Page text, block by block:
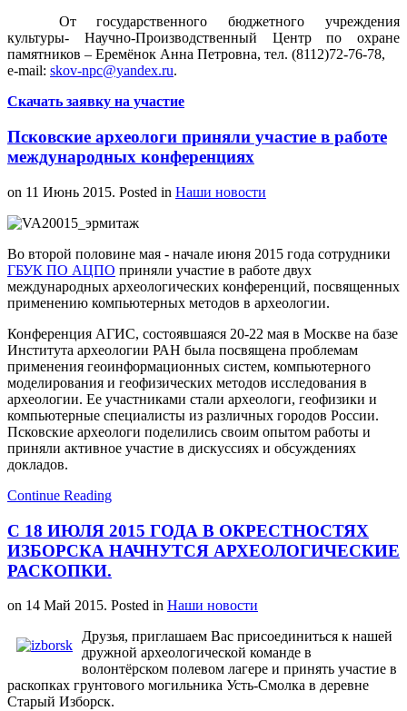
От государственного бюджетного учреждения
культуры- Научно-Производственный Центр по охране
памятников – Еремёнок Анна Петровна, тел. (8112)72-76-78,
e-mail: skov-npc@yandex.ru.
Скачать заявку на участие
Псковские археологи приняли участие в работе
международных конференциях
on 11 Июнь 2015. Posted in Наши новости
Во второй половине мая - начале июня 2015 года сотрудники
ГБУК ПО АЦПО приняли участие в работе двух
международных археологических конференций, посвященных
применению компьютерных методов в археологии.
Конференция АГИС, состоявшаяся 20-22 мая в Москве на базе
Института археологии РАН была посвящена проблемам
применения геоинформационных систем, компьютерного
моделирования и геофизических методов исследования в
археологии. Ее участниками стали археологи, геофизики и
компьютерные специалисты из различных городов России.
Псковские археологи поделились своим опытом работы и
приняли активное участие в дискуссиях и обсуждениях
докладов.
Continue Reading
С 18 ИЮЛЯ 2015 ГОДА В ОКРЕСТНОСТЯХ
ИЗБОРСКА НАЧНУТСЯ АРХЕОЛОГИЧЕСКИЕ
РАСКОПКИ.
on 14 Май 2015. Posted in Наши новости
Друзья, приглашаем Вас присоединиться к нашей
дружной археологической команде в
волонтёрском полевом лагере и принять участие в
раскопках грунтового могильника Усть-Смолка в деревне
Старый Изборск.